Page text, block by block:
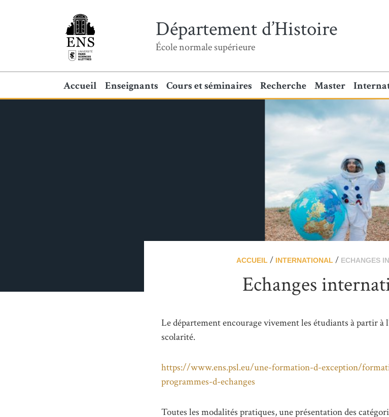
Département d’Histoire
École normale supérieure
Accueil Enseignants Cours et séminaires Recherche Master
ACCUEIL / INTERNATIONAL / ECHANGES
Echanges
Le département encourage vivement les étudiants à partir à
scolarité.
https://www.ens.psl.eu/une-formation-d-exception/
programmes-d-echanges
Toutes les modalités pratiques, une présentation des